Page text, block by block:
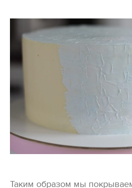
Таким образом мы